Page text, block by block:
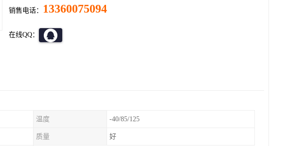
销售电话： 13360075094
在线QQ：
温度 -40/85/125
质量 好